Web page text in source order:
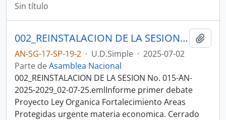
Sin título
002_REINSTALACION DE LA SESION No 015-AN-2025-2029_02-07-25SESION DEL PLENO N 015 ASAMBLEA NACIONAL 2025-2027
AN-SG-17-SP-19-2 · U.D.Simple · 2025-07-02
Parte deAsamblea Nacional
002_REINSTALACION DE LA SESION No. 015-AN-
2025-2029_02-07-25.emlInforme primer debate
Proyecto Ley Organica Fortalecimiento Areas
Protegidas urgente materia economica. Cerrado